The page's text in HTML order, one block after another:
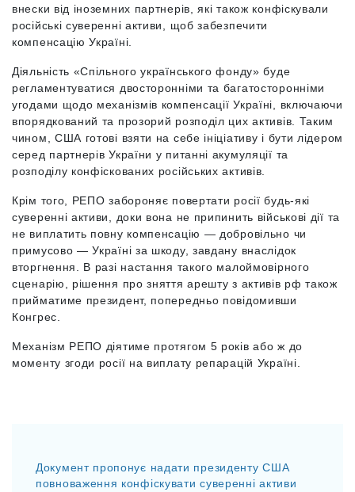
внески від іноземних партнерів, які також конфіскували
російські суверенні активи, щоб забезпечити
компенсацію Україні.
Діяльність «Спільного українського фонду» буде
регламентуватися двосторонніми та багатосторонніми
угодами щодо механізмів компенсації Україні, включаючи
впорядкований та прозорий розподіл цих активів. Таким
чином, США готові взяти на себе ініціативу і бути лідером
серед партнерів України у питанні акумуляції та
розподілу конфіскованих російських активів.
Крім того, РЕПО забороняє повертати росії будь-які
суверенні активи, доки вона не припинить військові дії та
не виплатить повну компенсацію — добровільно чи
примусово — Україні за шкоду, завдану внаслідок
вторгнення. В разі настання такого малоймовірного
сценарію, рішення про зняття арешту з активів рф також
прийматиме президент, попередньо повідомивши
Конгрес.
Механізм РЕПО діятиме протягом 5 років або ж до
моменту згоди росії на виплату репарацій Україні.
Документ пропонує надати президенту США
повноваження конфіскувати суверенні активи